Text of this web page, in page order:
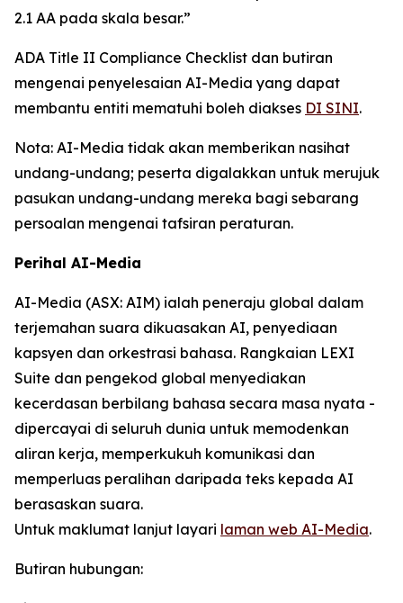
2.1 AA pada skala besar.”
ADA Title II Compliance Checklist dan butiran
mengenai penyelesaian AI-Media yang dapat
membantu entiti mematuhi boleh diakses DI SINI.
Nota: AI-Media tidak akan memberikan nasihat
undang-undang; peserta digalakkan untuk merujuk
pasukan undang-undang mereka bagi sebarang
persoalan mengenai tafsiran peraturan.
Perihal AI-Media
AI-Media (ASX: AIM) ialah peneraju global dalam
terjemahan suara dikuasakan AI, penyediaan
kapsyen dan orkestrasi bahasa. Rangkaian LEXI
Suite dan pengekod global menyediakan
kecerdasan berbilang bahasa secara masa nyata -
dipercayai di seluruh dunia untuk memodenkan
aliran kerja, memperkukuh komunikasi dan
memperluas peralihan daripada teks kepada AI
berasaskan suara.
Untuk maklumat lanjut layari laman web AI-Media.
Butiran hubungan: